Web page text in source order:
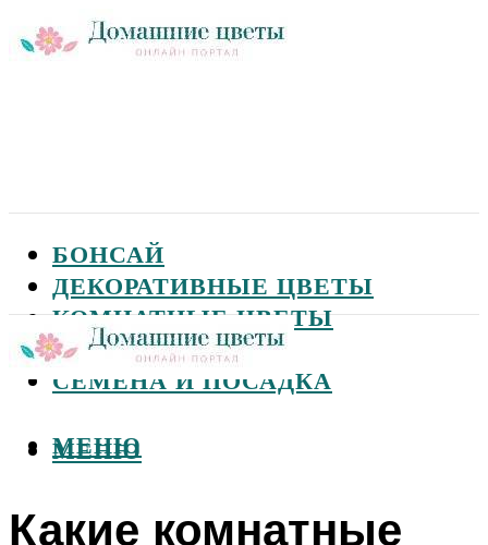
БОНСАЙ
ДЕКОРАТИВНЫЕ ЦВЕТЫ
КОМНАТНЫЕ ЦВЕТЫ
САДОВЫЕ ЦВЕТЫ
СЕМЕНА И ПОСАДКА
МЕНЮ
МЕНЮ
Какие комнатные